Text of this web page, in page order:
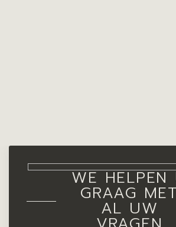
WE HELPEN
GRAAG MET
AL UW